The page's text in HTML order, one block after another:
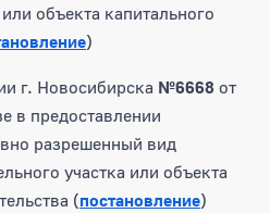
объекта капитального
)
г. Новосибирска №6668 от
в предоставлении
разрешенный вид
участка или объекта
(постановление)